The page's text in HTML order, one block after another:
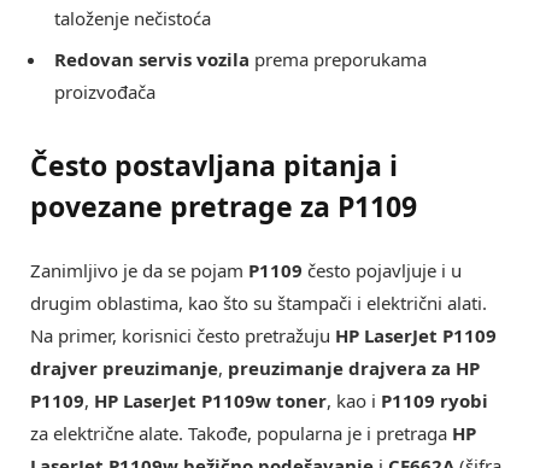
taloženje nečistoća
Redovan servis vozila prema preporukama
proizvođača
Često postavljana pitanja i
povezane pretrage za P1109
Zanimljivo je da se pojam P1109 često pojavljuje i u
drugim oblastima, kao što su štampači i električni alati.
Na primer, korisnici često pretražuju HP LaserJet P1109
drajver preuzimanje, preuzimanje drajvera za HP
P1109, HP LaserJet P1109w toner, kao i P1109 ryobi
za električne alate. Takođe, popularna je i pretraga HP